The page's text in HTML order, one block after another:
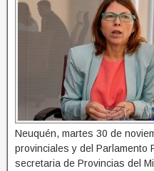
Neuquén, martes 30 de
provinciales y del Parlamento
secretaria de Provincias del